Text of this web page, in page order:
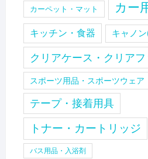
カーペット・マット カー
キッチン・食器 キャノ
クリアケース・クリア
スポーツ用品・スポーツウェア
テープ・接着用具
トナー・カートリッジ
バス用品・入浴剤